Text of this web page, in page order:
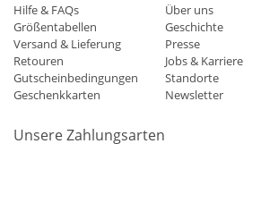
Hilfe & FAQs
Größentabellen
Versand & Lieferung
Retouren
Gutscheinbedingungen
Geschenkkarten
Über uns
Geschichte
Presse
Jobs & Karriere
Standorte
Newsletter
Unsere Zahlungsarten